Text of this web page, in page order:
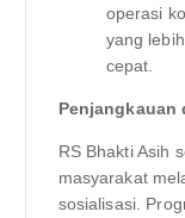
operasi
yang
cepat.
Penjangkauan
RS Bhakti Asih
masyarakat
sosialisasi.